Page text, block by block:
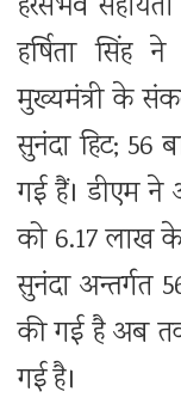
हर्षिता सिंह
मुख्यमंत्री के
सुनंदा हिट; 56
गई हैं। डीएम ने
को 6.17 लाख
सुनंदा अन्तर्गत
की गई है अब
गई है।